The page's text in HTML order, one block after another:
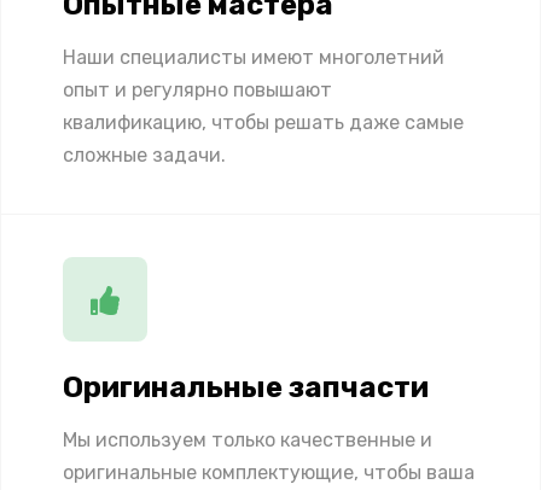
Наши специалисты имеют многолетний
опыт и регулярно повышают
квалификацию, чтобы решать даже самые
сложные задачи.
Оригинальные запчасти
Мы используем только качественные и
оригинальные комплектующие, чтобы ваша